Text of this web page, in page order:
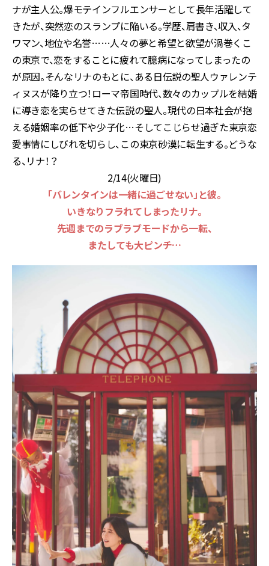
ナが主人公。爆モテインフルエンサーとして長年活躍して
きたが、突然恋のスランプに陥いる。学歴、肩書き、収入、タ
ワマン、地位や名誉……人々の夢と希望と欲望が渦巻くこ
の東京で、恋をすることに疲れて臆病になってしまったの
が原因。そんなリナのもとに、ある日伝説の聖人ウァレンテ
ィヌスが降り立つ！ローマ帝国時代、数々のカップルを結婚
に導き恋を実らせてきた伝説の聖人。現代の日本社会が抱
える婚姻率の低下や少子化…そしてこじらせ過ぎた東京恋
愛事情にしびれを切らし、この東京砂漠に転生する。どうな
る、リナ！？
2/14(火曜日)
「バレンタインは一緒に過ごせない」と彼。
いきなりフラれてしまったリナ。
先週までのラブラブモードから一転、
またしても大ピンチ…